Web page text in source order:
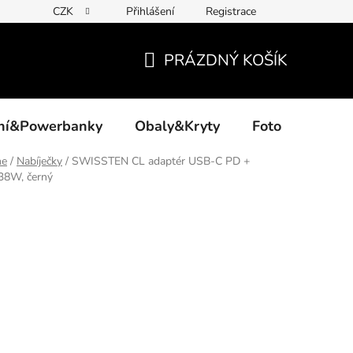
CZK Přihlášení Registrace
KOŠÍK
PRÁZDNÝ KOŠÍK
Obaly&Kryty Foto
/ Nabíječky / SWISSTEN CL adaptér USB-C PD +
černý